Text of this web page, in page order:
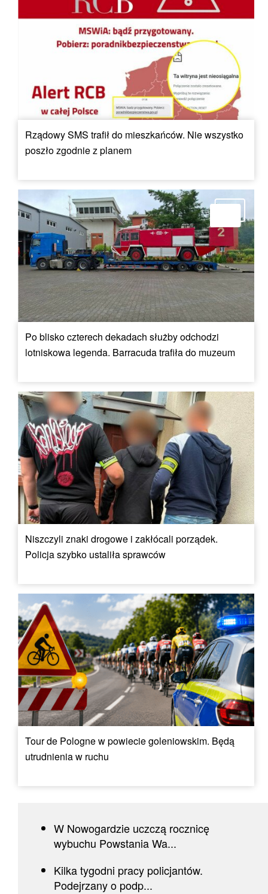
Rządowy SMS trafił do mieszkańców. Nie wszystko
poszło zgodnie z planem
Po blisko czterech dekadach służby odchodzi
lotniskowa legenda. Barracuda trafiła do muzeum
Niszczyli znaki drogowe i zakłócali porządek.
Policja szybko ustaliła sprawców
Tour de Pologne w powiecie goleniowskim. Będą
utrudnienia w ruchu
W Nowogardzie uczczą rocznicę
wybuchu Powstania Wa...
Kilka tygodni pracy policjantów.
Podejrzany o podp...